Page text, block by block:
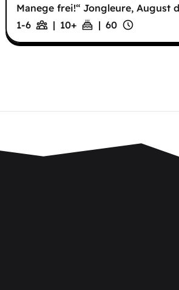
Manege frei!“ Jongleure, August
1-6
| 10+ | 60